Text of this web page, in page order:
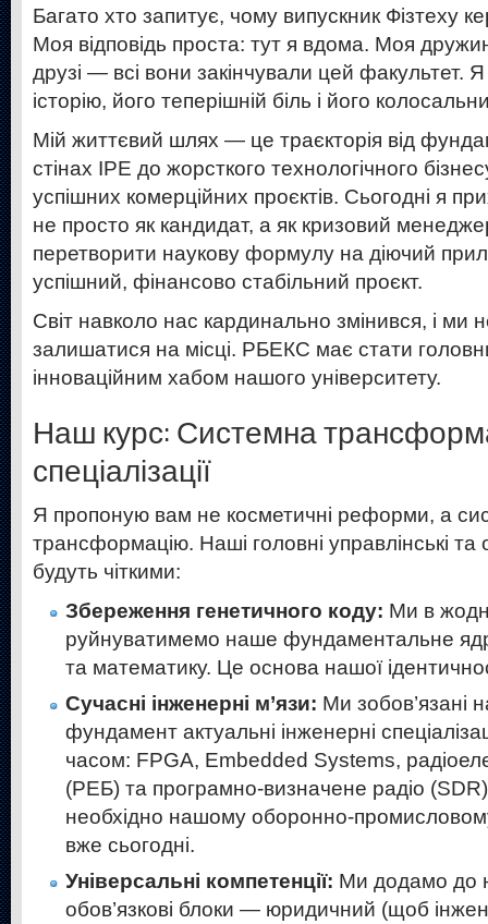
Багато хто запитує, чому випускник Фізтеху
Моя відповідь проста: тут я вдома. Моя
друзі — всі вони закінчували цей факультет.
історію, його теперішній біль і його
Мій життєвий шлях — це траєкторія від
стінах ІРЕ до жорсткого технологічного
успішних комерційних проєктів. Сьогодні я
не просто як кандидат, а як кризовий
перетворити наукову формулу на діючий
успішний, фінансово стабільний проєкт.
Світ навколо нас кардинально змінився, і ми
залишатися на місці. РБЕКС має стати
інноваційним хабом нашого університету.
Наш курс: Системна
спеціалізації
Я пропоную вам не косметичні реформи, а
трансформацію. Наші головні управлінські та
будуть чіткими:
Збереження генетичного коду: Ми в
руйнуватимемо наше фундаментальне
та математику. Це основа нашої
Сучасні інженерні м’язи: Ми зобов’язані
фундамент актуальні інженерні
часом: FPGA, Embedded Systems,
(РЕБ) та програмно-визначене радіо
необхідно нашому оборонно-
вже сьогодні.
Універсальні компетенції: Ми додамо до
обов’язкові блоки — юридичний (щоб